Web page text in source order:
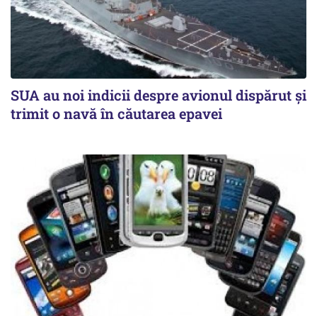
SUA au noi indicii despre avionul dispărut și
trimit o navă în căutarea epavei